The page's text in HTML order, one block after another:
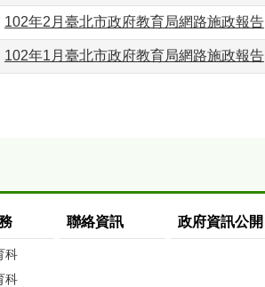
102年2月臺北市政府教育局網路施政報告
102年1月臺北市政府教育局網路施政報告
科
科
聯絡資訊 政府資訊公開